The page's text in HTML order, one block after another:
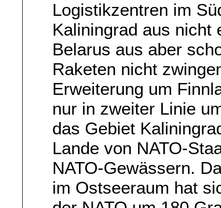
Logistikzentren im
Kaliningrad aus nicht
Belarus aus aber
Raketen nicht
Erweiterung um
nur in zweiter Linie
das Gebiet
Lande von NATO-
NATO-Gewässern.
im Ostseeraum hat